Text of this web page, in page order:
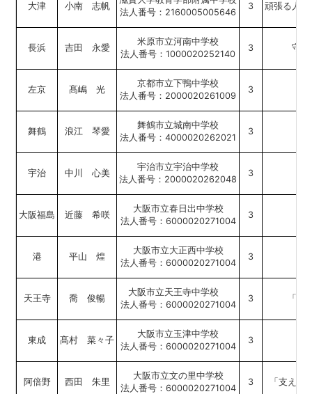
大津 小南 志帆
法人番号：2160005005646
3 頑張る人
長浜 吉田 永愛
米原市立河南中学校
法人番号：1000020252140
3 守
左京 髙嶋 光
京都市立下鴨中学校
法人番号：2000020261009
3
舞鶴 浪江 琴愛
舞鶴市立城南中学校
法人番号：4000020262021
3
宇治 中川 心美
宇治市立宇治中学校
法人番号：2000020262048
3
大阪福島 近藤 希咲
大阪市立春日出中学校
法人番号：6000020271004
3
港 平山 煌
大阪市立大正西中学校
法人番号：6000020271004
3
天王寺 喬 俊暢
大阪市立天王寺中学校
法人番号：6000020271004
3 「税
東成 髙村 菜々子
大阪市立玉津中学校
法人番号：6000020271004
3
阿倍野 西田 朱里
大阪市立文の里中学校
法人番号：6000020271004
3 「支えあ